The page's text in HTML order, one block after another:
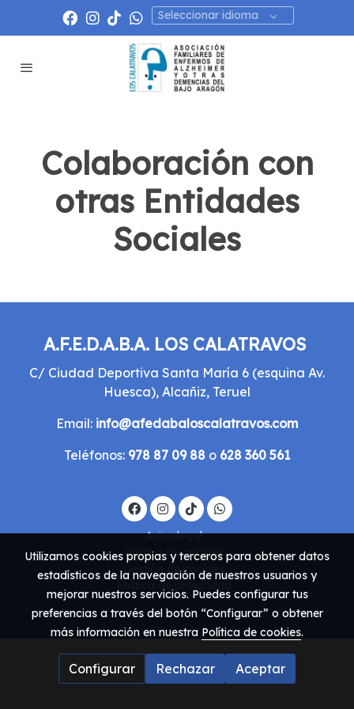
Seleccionar idioma
Colaboración con
otras Entidades
Sociales
A.F.E.D.A.B.A. LOS CALATRAVOS
C/ Ciudad Deportiva Santa María 6 (esquina Av.
Huesca), Alcañiz, Teruel
Email: info@afedabaloscalatravos.com
Teléfonos: 978 87 09 88 o 628 360 561
Aviso legal
Política de cookies
Gestión de cookies
Política de privacidad
Utilizamos cookies propias y terceros para obtener datos
estadísticos de la navegación de nuestros usuarios y
mejorar nuestros servicios. Puedes configurar tus
preferencias a través del botón “Configurar” o obtener
más información en nuestra Política de cookies.
Configurar Rechazar Aceptar